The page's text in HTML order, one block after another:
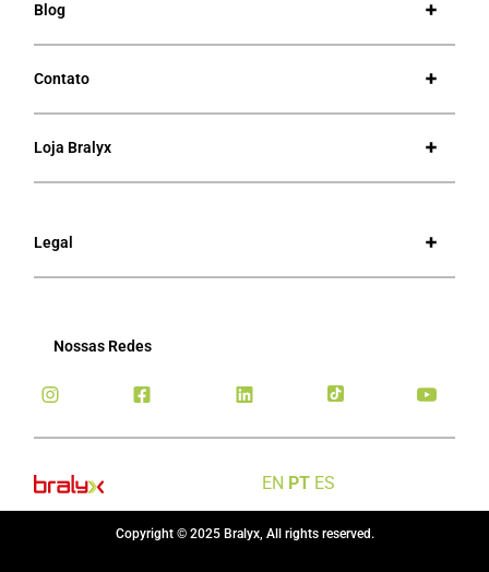
Blog
Contato
Loja Bralyx
Legal
Nossas Redes
EN PT ES
Copyright © 2025 Bralyx, All rights reserved.